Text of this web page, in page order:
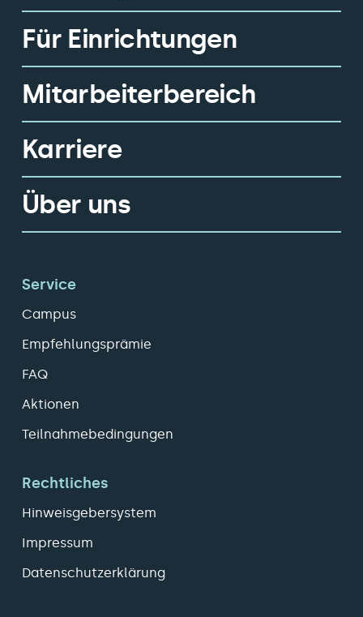
Für Einrichtungen
Mitarbeiterbereich
Karriere
Über uns
Service
Campus
Empfehlungsprämie
FAQ
Aktionen
Teilnahmebedingungen
Rechtliches
Hinweisgebersystem
Impressum
Datenschutzerklärung